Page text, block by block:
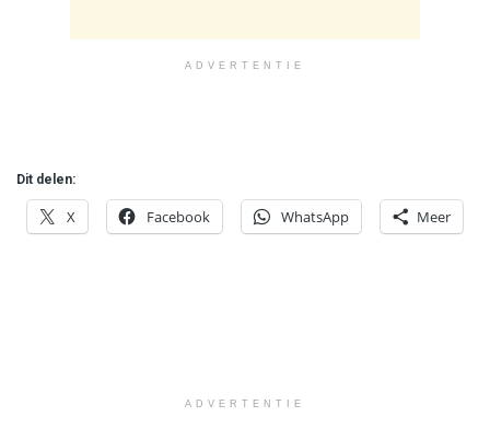
ADVERTENTIE
Dit delen:
X Facebook WhatsApp Meer
ADVERTENTIE